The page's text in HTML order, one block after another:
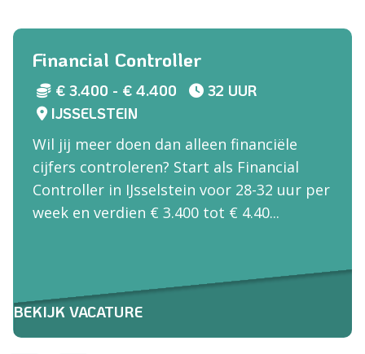
Financial Controller
€ 3.400 - € 4.400
32 UUR
IJSSELSTEIN
Wil jij meer doen dan alleen financiële
cijfers controleren? Start als Financial
Controller in IJsselstein voor 28-32 uur per
week en verdien € 3.400 tot € 4.40...
BEKIJK VACATURE